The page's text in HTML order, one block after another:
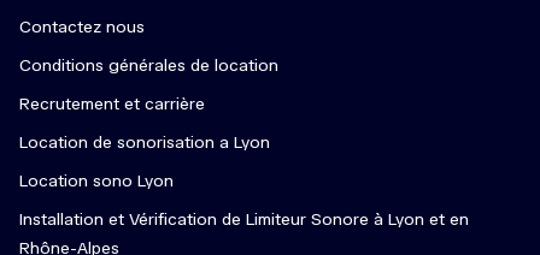
Contactez nous
Conditions générales de location
Recrutement et carrière
Location de sonorisation a Lyon
Location sono Lyon
Installation et Vérification de Limiteur Sonore à Lyon et en
Rhône-Alpes